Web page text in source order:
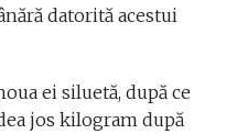
datorită acestui
ei siluetă, după ce
jos kilogram după